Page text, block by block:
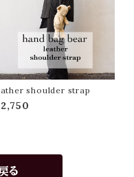
shoulder strap
る